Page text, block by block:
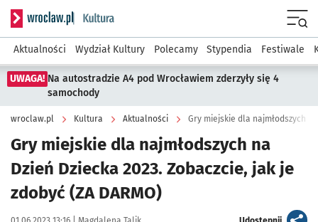
Serwis informacyjny wroclaw.pl podserwis: Kultura
Aktualności Wydział Kultury Polecamy Stypendia Festiwale
UWAGA! Na autostradzie A4 pod Wrocławiem zderzyły się 4
samochody
wroclaw.pl Kultura Aktualności
Gry miejskie dla najmłodszych na
Dzień Dziecka 2023. Zobaczcie, jak je
zdobyć (ZA DARMO)
Data publikacji: Autor: artykuł